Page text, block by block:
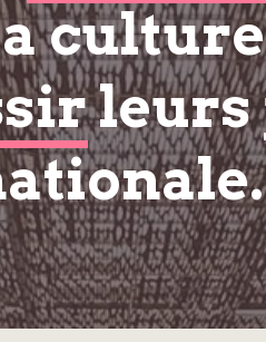
leurs